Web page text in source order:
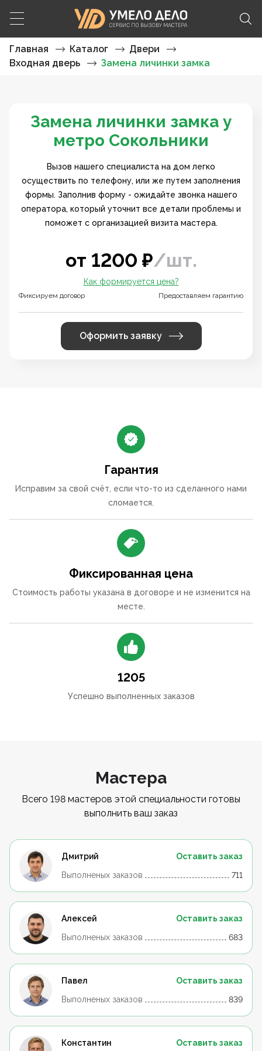
Главная Каталог
Двери
Входная дверь
Замена личинки замка
Замена личинки замка у
метро Сокольники
Вызов нашего специалиста на дом легко
осуществить по телефону, или же путем заполнения
формы. Заполнив форму - ожидайте звонка нашего
оператора, который уточнит все детали проблемы и
поможет с организацией визита мастера.
от 1200 ₽/шт.
Фиксируем договор
Как формируется цена?
Предоставляем гарантию
Оформить заявку
Гарантия
Исправим за свой счёт, если что-то из сделанного нами
сломается.
Фиксированная цена
Стоимость работы указана в договоре и не изменится на
месте.
1205
Успешно выполненных заказов
Мастера
Всего 198 мастеров этой специальности готовы
выполнить ваш заказ
Дмитрий
Оставить заказ
Выполненых заказов
711
Алексей
Оставить заказ
Выполненых заказов
683
Павел
Оставить заказ
Выполненых заказов
839
Константин Оставить заказ